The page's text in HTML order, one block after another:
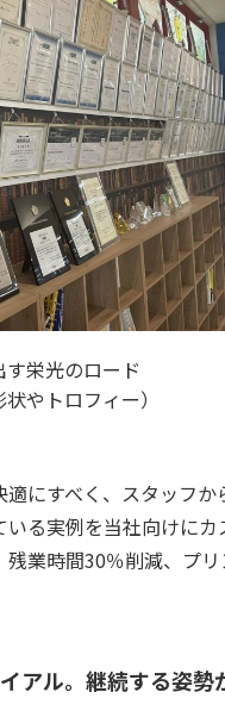
栄光のロード
やトロフィー）
にすべく、スタッフ
る実例を当社向けに
業時間30％削減、プ
アル。継続する姿勢